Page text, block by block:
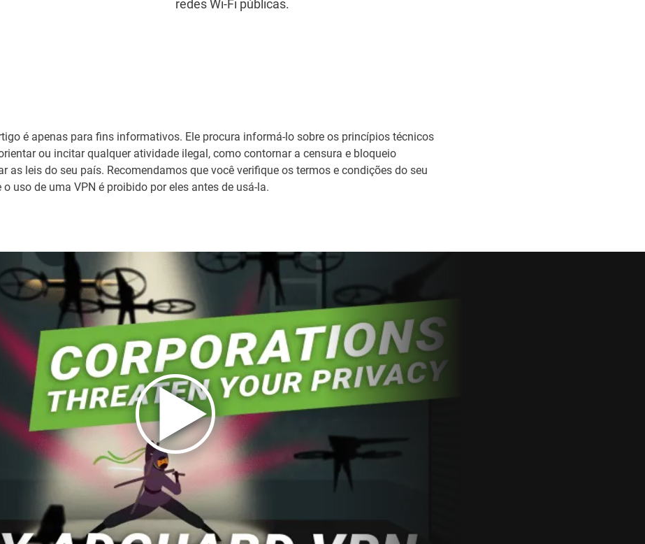
redes Wi-Fi públicas.
é apenas para fins informativos. Ele procura informá-lo sobre os princípios técnicos
ou incitar qualquer atividade ilegal, como contornar a censura e bloqueio
as leis do seu país. Recomendamos que você verifique os termos e condições do seu
o uso de uma VPN é proibido por eles antes de usá-la.